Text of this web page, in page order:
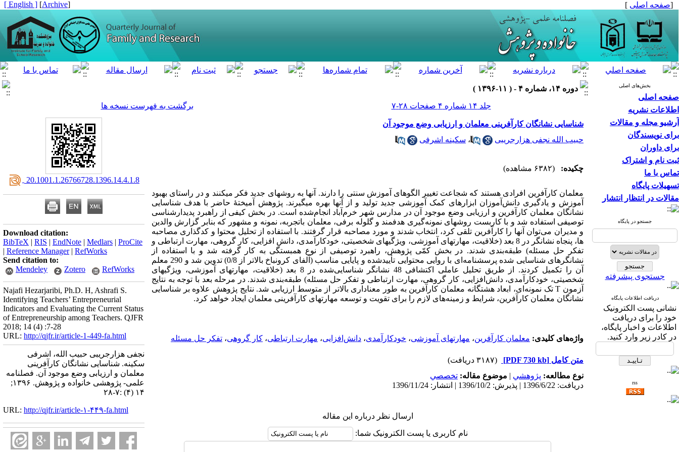
[صفحه اصلی ]
[
Archive
]
[ English ]
بخش‌های اصلی
صفحه اصلی
اطلاعات نشریه
آرشیو مجله و مقالات
برای نویسندگان
برای داوران
ثبت نام و اشتراک
تماس با ما
تسهیلات پایگاه
مقالات در انتظار انتشار
جستجو در پایگاه
جستجوی پیشرفته
دریافت اطلاعات پایگاه
نشانی پست الکترونیک
خود را برای دریافت
اطلاعات و اخبار پایگاه،
در کادر زیر وارد کنید.
rss
دوره ۱۴، شماره ۴ - ( ۱۱-۱۳۹۶ )
جلد ۱۴ شماره ۴ صفحات ۲۸-۷
برگشت به فهرست نسخه ها
شناسایی نشانگان کارآفرینی معلمان و ارزیابی وضع موجود آن
حبیب الله نجفی هزارجریبی
، سکینه اشرفی
چکیده: (۶۳۸۲ مشاهده)
معلمان کارآفرین افرادی هستند که شجاعت تغییر الگوهای آموزش سنتی را دارند. آنها به روشهای جدید فکر می­کنند و در راستای بهبود
آموزش و یادگیری دانش‌­آموزان ابزارهای کمک آموزشی جدید تولید و از آنها بهره می­گیرند. پژوهش آمیختۀ حاضر با هدف شناسایی
نشانگان معلمان کارآفرین و ارزیابی وضع موجود آن در مدارس شهر خرم‌آباد انجام‌شده است. در بخش کیفی از راهبرد پدیدارشناسی
توصیفی استفاده شد و با کاربست روشهای نمونه‌گیری هدفمند و گلوله برفی، معلمان باتجربه، نمونه و مشهور که بنابر گزارش والدین
و مدیران می‌توان آنها را کارآفرین تلقی کرد، انتخاب شدند و مورد مصاحبه قرار گرفتند. با استفاده از تحلیل محتوا و کدگذاری مصاحبه­‌
ها، پنجاه نشانگر در 8 بعد (خلاقیت، مهارتهای آموزشی، ویژگیهای شخصیتی، خودکارآمدی، دانش ­افزایی، کار گروهی، مهارت ارتباطی و
تفکر حل مسئله) طبقه‌­بندی شدند. در بخش کمّی پژوهش، راهبرد توصیفی از نوع همبستگی به کار گرفته شد و با استفاده از
نشانگرهای شناسایی ‌شده پرسشنامه‌ای با روایی محتوایی تأییدشده و پایایی مناسب (آلفای کرونباخ بالاتر از 0/8) تدوین شد و 290 معلم
آن را تکمیل کردند. از طریق تحلیل عاملی اکتشافی 48 نشانگر شناسایی‌شده در 8 بعد (خلاقیت، مهارتهای آموزشی، ویژگیهای
شخصیتی، خودکارآمدی، دانش‌­افزایی، کار گروهی، مهارت ارتباطی و تفکر حل مسئله) طبقه­‌بندی شدند. در مرحله بعد با توجه به نتایج
آزمون T تک نمونه‌ای، ابعاد هشتگانه معلمان کارآفرین به طور معناداری بالاتر از متوسط ارزیابی شد. نتایج پژوهش علاوه بر شناسایی
نشانگان معلمان کارآفرین، شرایط و زمینه‌­های لازم را برای تقویت و توسعه مهارتهای کارآفرینی معلمان ایجاد خواهد کرد.
واژه‌های کلیدی: معلمان کارآفرین، مهارتهای آموزشی، خودکارآمدی، دانش‌افزایی، مهارت ارتباطی، کار گروهی، تفکر حل مسئله
متن کامل [PDF 730 kb]
(۳۱۸۷ دریافت)
نوع مطالعه: پژوهشي | موضوع مقاله: تخصصي
دریافت: 1396/6/22 | پذیرش: 1396/10/2 | انتشار: 1396/11/24
ارسال نظر درباره این مقاله
نام کاربری یا پست الکترونیک شما:
‎ 20.1001.1.26766728.1396.14.4.1.8
Download citation:
BibTeX | RIS | EndNote | Medlars | ProCite
| Reference Manager| RefWorks
Send citation to:
Mendeley
Zotero RefWorks
Najafi Hezarjaribi, Ph.D. H, Ashrafi S.
Identifying Teachers’ Entrepreneurial
Indicators and Evaluating the Current Status
of Entrepreneurship among Teachers. QJFR
2018; 14 (4) :7-28
URL: http://qjfr.ir/article-1-449-fa.html
نجفی هزارجریبی حبیب الله، اشرفی
سکینه. شناسایی نشانگان کارآفرینی
معلمان و ارزیابی وضع موجود آن. فصلنامه
علمی- پژوهشی خانواده و پژوهش. ۱۳۹۶;
۱۴ (۴) :۷-۲۸
URL: http://qjfr.ir/article-۱-۴۴۹-fa.html